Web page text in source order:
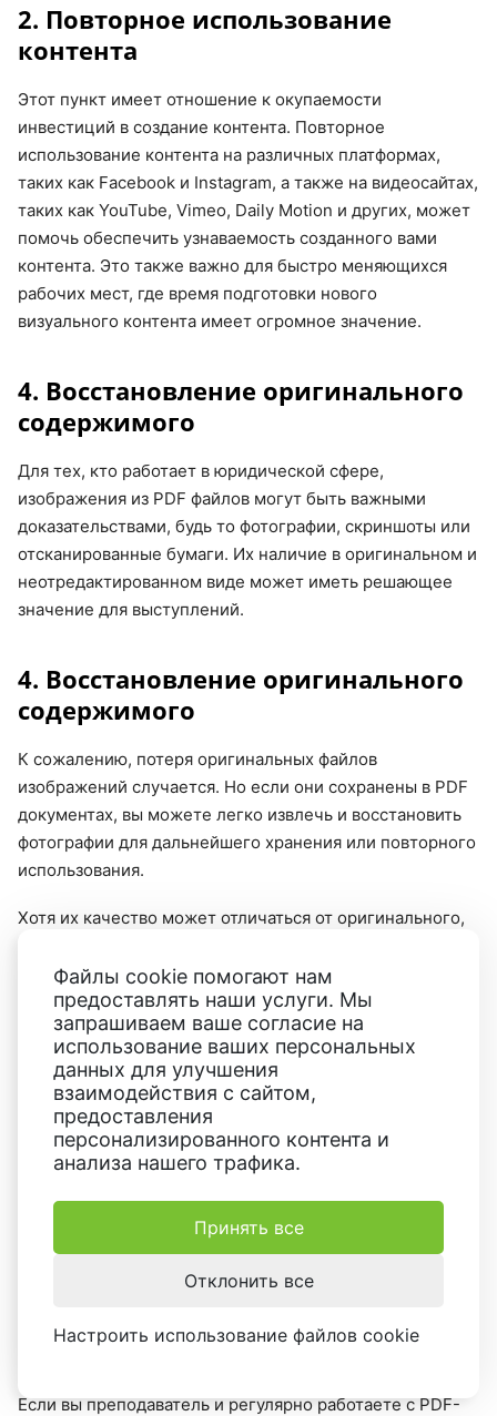
Файлы cookie помогают нам
предоставлять наши услуги. Мы
запрашиваем ваше согласие на
использование ваших персональных
данных для улучшения
взаимодействия с сайтом,
предоставления
персонализированного контента и
анализа нашего трафика.
Принять все
Отклонить все
Настроить использование файлов cookie
2. Повторное использование
контента
Этот пункт имеет отношение к окупаемости
инвестиций в создание контента. Повторное
использование контента на различных платформах,
таких как Facebook и Instagram, а также на видеосайтах,
таких как YouTube, Vimeo, Daily Motion и других, может
помочь обеспечить узнаваемость созданного вами
контента. Это также важно для быстро меняющихся
рабочих мест, где время подготовки нового
визуального контента имеет огромное значение.
4. Восстановление оригинального
содержимого
Для тех, кто работает в юридической сфере,
изображения из PDF файлов могут быть важными
доказательствами, будь то фотографии, скриншоты или
отсканированные бумаги. Их наличие в оригинальном и
неотредактированном виде может иметь решающее
значение для выступлений.
4. Восстановление оригинального
содержимого
К сожалению, потеря оригинальных файлов
изображений случается. Но если они сохранены в PDF
документах, вы можете легко извлечь и восстановить
фотографии для дальнейшего хранения или повторного
использования.
Хотя их качество может отличаться от оригинального,
альтернативой.
5. Оптимизация рабочего процесса
Для профессионалов, работающих в области
графического дизайна, полиграфии, маркетинга и
смежных профессий, возможность быстрого
извлечения фото из PDF может значительно улучшить
рабочий процесс. В творческой сфере возможность
обмениваться файлами, в данном случае
изображениями, очень важна, особенно в быстро
меняющейся обстановке.
6. Образовательные цели
Если вы преподаватель и регулярно работаете с PDF-